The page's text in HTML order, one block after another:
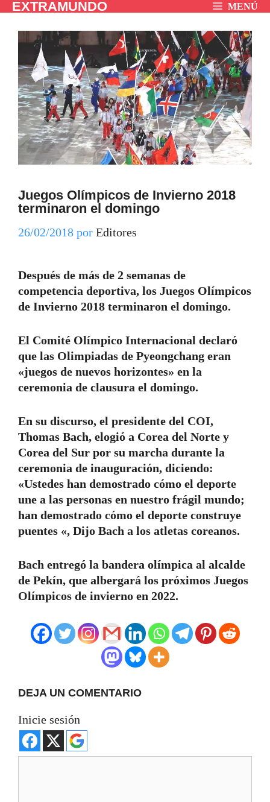
Saltar
contenido
EXTRAMUNDO MENÚ
Juegos Olímpicos de Invierno 2018
terminaron el domingo
26/02/2018 por Editores
Después de más de 2 semanas de
competencia deportiva, los Juegos Olímpicos
de Invierno 2018 terminaron el domingo.
El Comité Olímpico Internacional declaró
que las Olimpiadas de Pyeongchang eran
«juegos de nuevos horizontes» en la
ceremonia de clausura el domingo.
En su discurso, el presidente del COI,
Thomas Bach, elogió a Corea del Norte y
Corea del Sur por su marcha durante la
ceremonia de inauguración, diciendo:
«Ustedes han demostrado cómo el deporte
une a las personas en nuestro frágil mundo;
han demostrado cómo el deporte construye
puentes «, Dijo Bach a los atletas coreanos.
Bach entregó la bandera olímpica al alcalde
de Pekín, que albergará los próximos Juegos
Olímpicos de invierno en 2022.
DEJA UN COMENTARIO
Inicie sesión